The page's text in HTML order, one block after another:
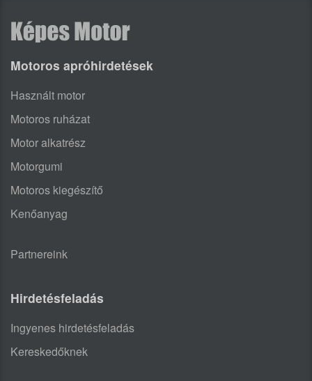
Motoros apróhirdetések
Használt motor
Motoros ruházat
Motor alkatrész
Motorgumi
Motoros kiegészítő
Kenőanyag
Partnereink
Hirdetésfeladás
Ingyenes hirdetésfeladás
Kereskedőknek